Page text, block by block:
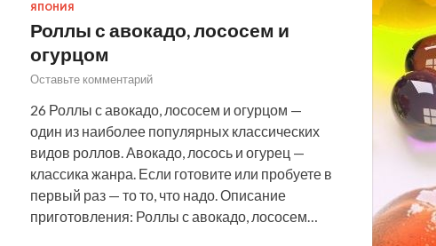
ЯПОНИЯ
Роллы с авокадо, лососем и
огурцом
Оставьте комментарий
26 Роллы с авокадо, лососем и огурцом —
один из наиболее популярных классических
видов роллов. Авокадо, лосось и огурец —
классика жанра. Если готовите или пробуете в
первый раз — то то, что надо. Описание
приготовления: Роллы с авокадо, лососем…